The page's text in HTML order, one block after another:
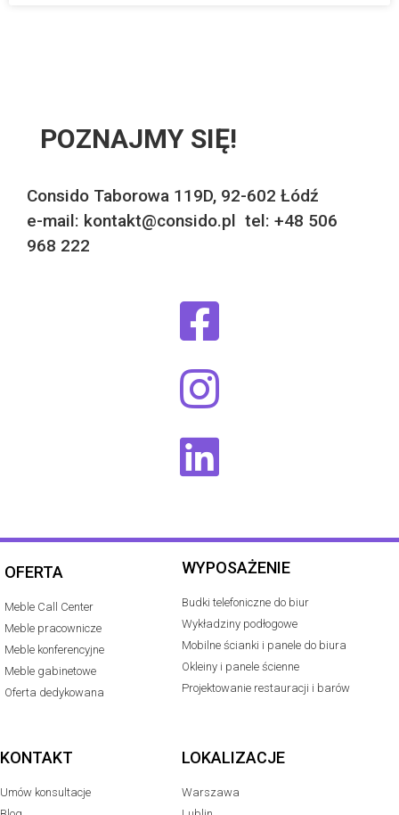
POZNAJMY SIĘ!
Consido Taborowa 119D, 92-602 Łódź
e-mail: kontakt@consido.pl tel: +48 506
968 222
OFERTA
Meble Call Center
Meble pracownicze
Meble konferencyjne
Meble gabinetowe
Oferta dedykowana
WYPOSAŻENIE
Budki telefoniczne do biur
Wykładziny podłogowe
Mobilne ścianki i panele do biura
Okleiny i panele ścienne
Projektowanie restauracji i barów
KONTAKT
Umów konsultacje
LOKALIZACJE
Warszawa